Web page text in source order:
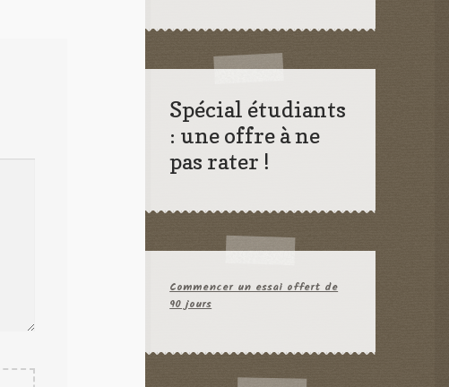
Spécial étudiants
: une offre à ne
pas rater !
Commencer un essai offert de
90 jours